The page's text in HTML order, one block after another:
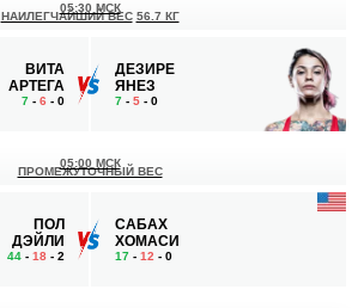
ВИТА
АРТЕГА
7 - 6 - 0
05:30 МСК
НАИЛЕГЧАЙШИЙ ВЕС 56.7 КГ
ДЕЗИРЕ
ЯНЕЗ
7 - 5 - 0
ПОЛ
ДЭЙЛИ
44 - 18 - 2
05:00 МСК
ПРОМЕЖУТОЧНЫЙ ВЕС
САБАХ
ХОМАСИ
17 - 12 - 0